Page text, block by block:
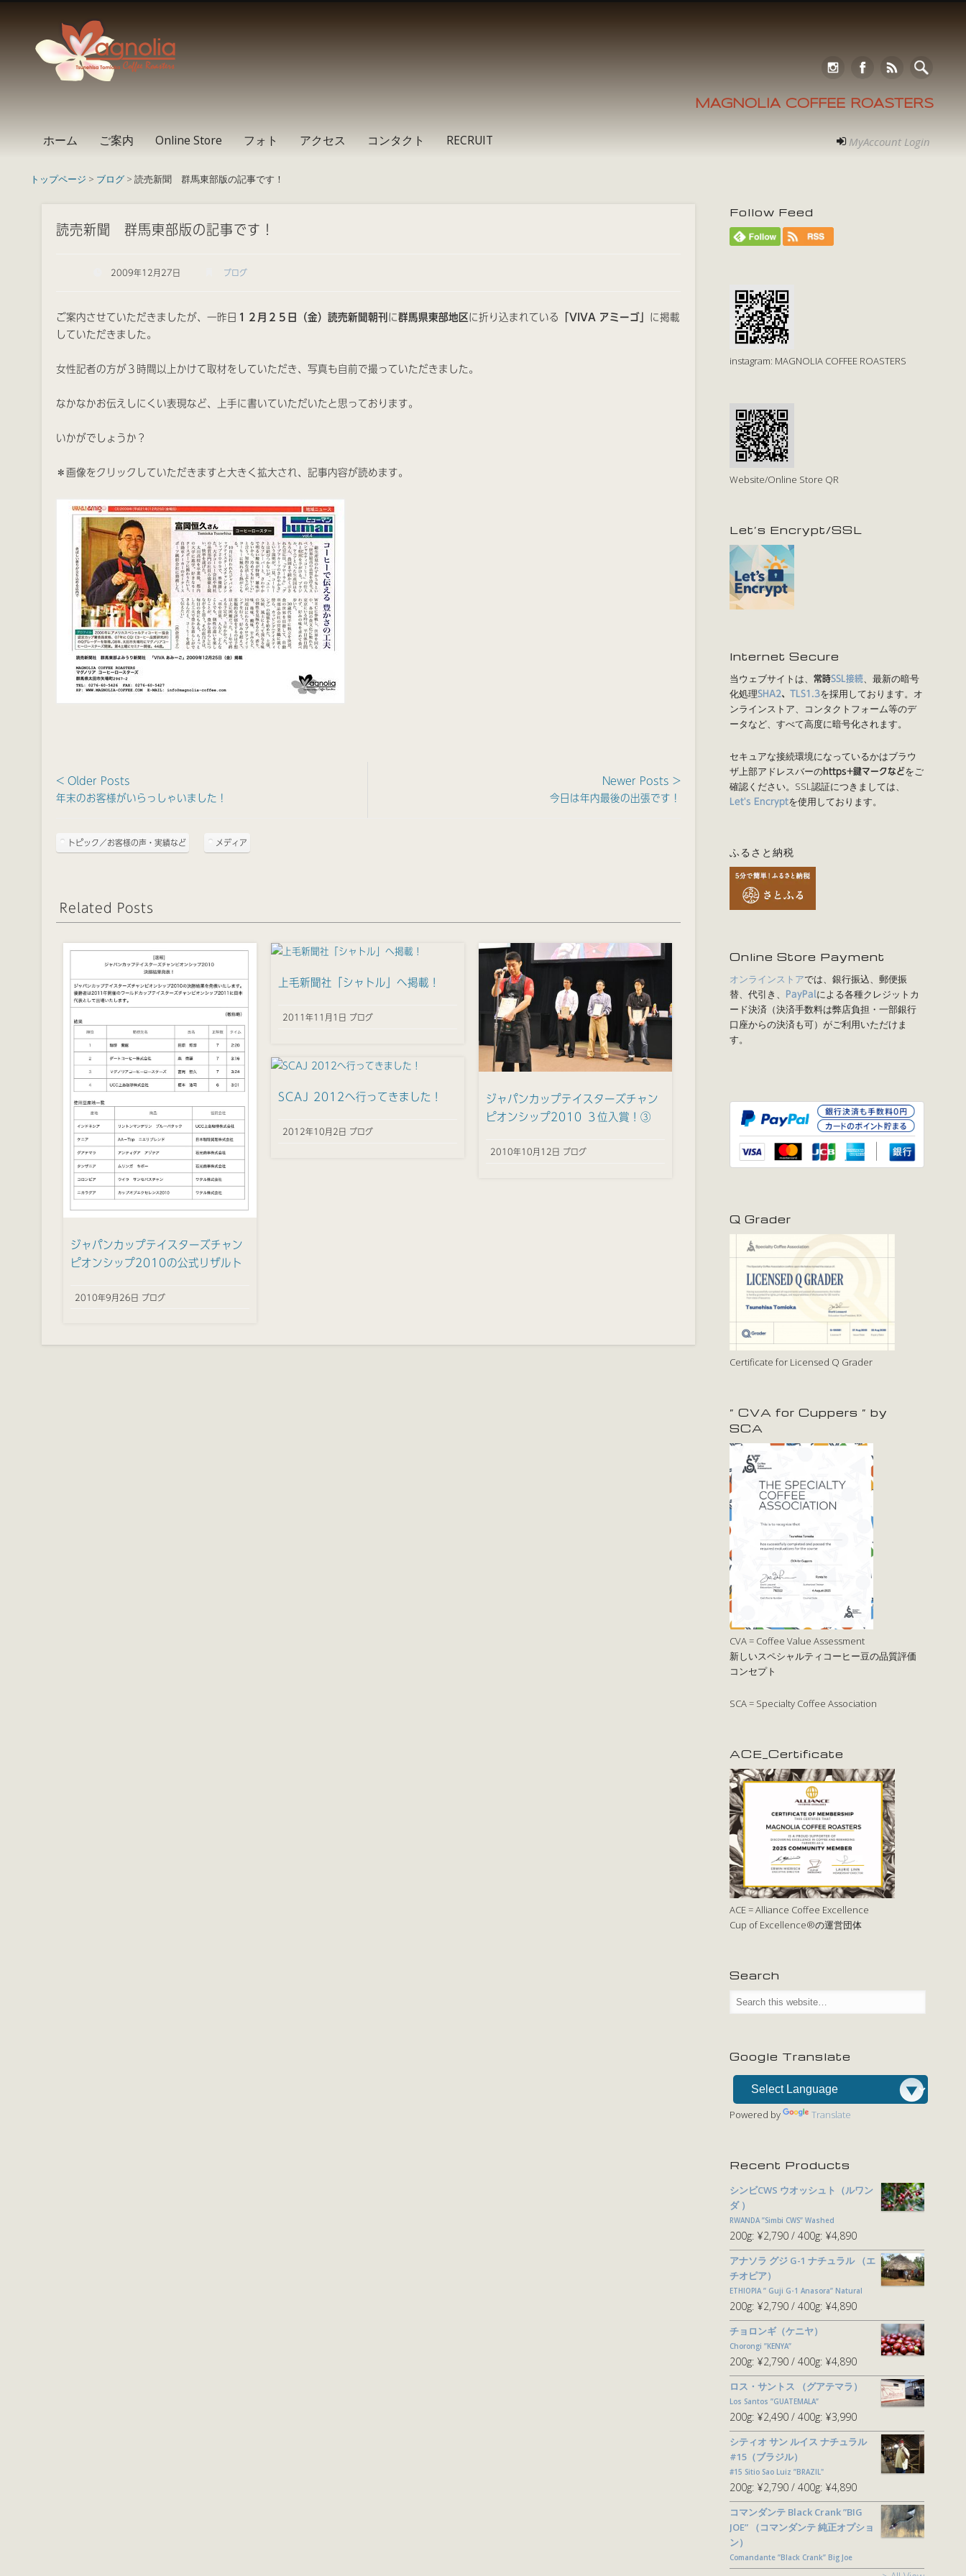
InstagramFacebook
RSS
MAGNOLIA COFFEE ROASTERS
ホーム ご案内 Online Store フォト アクセス コンタクト RECRUIT MyAccount Login
トップページ > ブログ> 読売新聞 群馬東部版の記事です！
読売新聞 群馬東部版の記事です！
2009年12月27日 ブログ
ご案内させていただきましたが、一昨日 １２月 ２５日（金） 読売新聞朝刊 に群馬県東部地区に折り込まれている 「VIVA アミーゴ」 に掲載
していただきました。
女性記者の方が３時間以上かけて取材をしていただき、写真も自前で撮っていただきました。
なかなかお伝えしにくい表現など、上手に書いていただいたと思っております。
いかがでしょうか？
＊画像をクリックしていただきますと大きく拡大され、記事内容が読めます。
< Older Posts
年末のお客様がいらっしゃいました！
Newer Posts >
今日は年内最後の出張です！
トピック／お客様の声・実績など メディア
Related Posts
ジャパンカップテイスターズチャン
ピオンシップ2010の公式リザルト
2010年9月26日 ブログ
上毛新聞社「シャトル」へ掲載！
2011年11月1日 ブログ
ジャパンカップテイスターズチャン
ピオンシップ2010 ３位入賞！③
2010年10月12日 ブログ
SCAJ 2012へ行ってきました！
2012年10月2日 ブログ
Follow Feed
instagram: MAGNOLIA COFFEE ROASTERS
Website/Online Store QR
Let’s Encrypt/SSL
Internet Secure
当ウェブサイトは、常時SSL接続、最新の暗号
化処理SHA2、TLS1.3を採用しております。オ
ンラインストア、コンタクトフォーム等のデ
ータなど、すべて高度に暗号化されます。
セキュアな接続環境になっているかはブラウ
ザ上部アドレスバーのhttps+鍵マークなどをご
確認ください。SSL認証につきましては、
Let's Encryptを使用しております。
ふるさと納税
Online Store Payment
オンラインストアでは、銀行振込、郵便振
替、代引き、
PayPalによる各種クレジットカ
ード決済（決済手数料は弊店負担・一部銀行
口座からの決済も可）がご利用いただけま
す。
Q Grader
Certificate for Licensed Q Grader
” CVA for Cuppers ” by
SCA
CVA = Coffee Value Assessment
新しいスペシャルティコーヒー豆の品質評価
コンセプト
SCA = Specialty Coffee Association
ACE_Certificate
ACE = Alliance Coffee Excellence
Cup of Excellence®の運営団体
Search
Google Translate
Powered by Translate
Recent Products
シンビCWS ウオッシュト（ルワン
ダ ）
RWANDA ”Simbi CWS” Washed
200g: ¥2,790 400g: ¥4,890
アナソラ グジ G-1 ナチュラル （エ
チオピア）
ETHIOPIA ” Guji G-1 Anasora” Natural
200g: ¥2,790 400g: ¥4,890
チョロンギ（ケニヤ）
Chorongi ”KENYA”
200g: ¥2,790 400g: ¥4,890
ロス・サントス （グアテマラ）
Los Santos ”GUATEMALA”
200g: ¥2,490 400g: ¥3,990
シティオ サン ルイス ナチュラル
#15（ブラジル）
#15 Sitio Sao Luiz ”BRAZIL"
200g: ¥2,790 400g: ¥4,890
コマンダンテ Black Crank ”BIG
JOE” （コマンダンテ 純正オプショ
ン）
Comandante ”Black Crank” Big Joe